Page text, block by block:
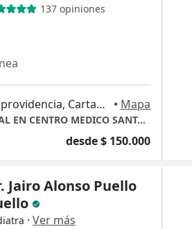
137 opiniones
Kra 71 # 35 297 B la providencia, Cartagena • Mapa
CONSULTA PRESENCIAL EN CENTRO MEDICO SANTA LUCIA
desde $ 150.000
Jairo Alonso Puello
· Ver más